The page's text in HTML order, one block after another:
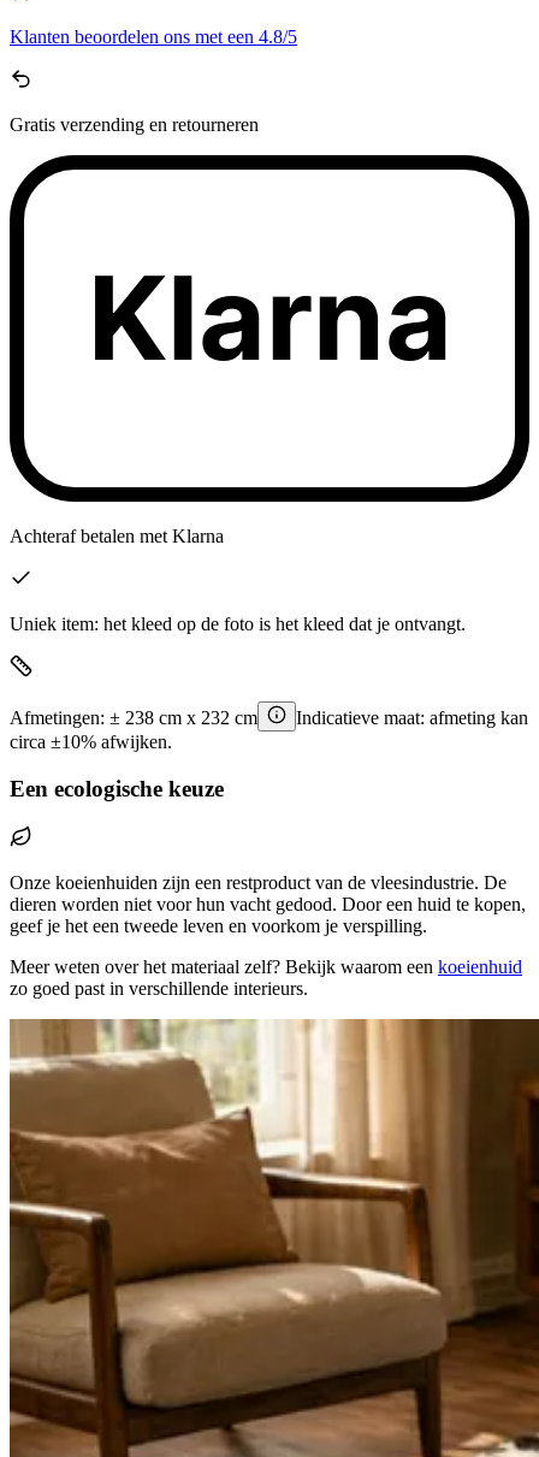
Klanten beoordelen ons met een 4.8/5
Gratis verzending en retourneren
Klarna
Achteraf betalen met Klarna
Uniek item: het kleed op de foto is het kleed dat je ontvangt.
Afmetingen: ± 238 cm x 232 cm
Indicatieve maat: afmeting kan
circa ±10% afwijken.
Een ecologische keuze
Onze koeienhuiden zijn een restproduct van de vleesindustrie. De
dieren worden niet voor hun vacht gedood. Door een huid te kopen,
geef je het een tweede leven en voorkom je verspilling.
Meer weten over het materiaal zelf? Bekijk waarom een koeienhuid
zo goed past in verschillende interieurs.